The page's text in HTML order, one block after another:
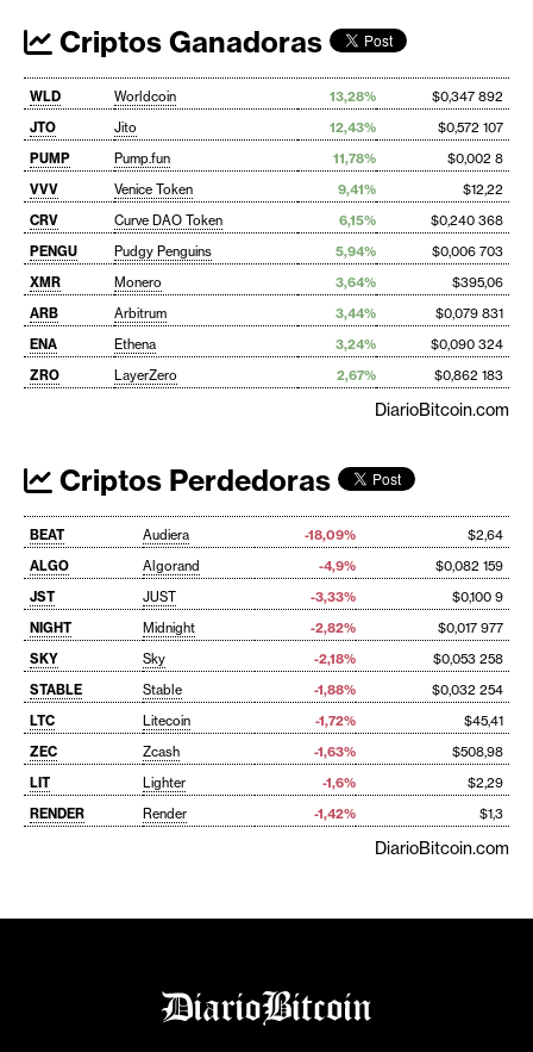
Criptos Ganadoras
WLD Worldcoin 13,28%
$0,347 892
JTO
Jito 12,43%
$0,572 107
PUMP
Pump.fun 11,78%
$0,002 8
VVV
Venice Token 9,41%
$12,22
CRV
Curve DAO Token 6,15%
$0,240 368
PENGU
Pudgy Penguins 5,94%
$0,006 703
XMR
Monero 3,64%
$395,06
ARB
Arbitrum 3,44%
$0,079 831
ENA
Ethena 3,24%
$0,090 324
ZRO
LayerZero 2,67% $0,862 183
DiarioBitcoin.com
Criptos Perdedoras
BEAT Audiera -18,09%
$2,64
ALGO
Algorand -4,9%
$0,082 159
JST
JUST -3,33%
$0,100 9
NIGHT
Midnight -2,82%
$0,017 977
SKY
Sky -2,18%
$0,053 258
STABLE
Stable -1,88%
$0,032 254
LTC
Litecoin -1,72%
$45,41
ZEC
Zcash -1,63%
$508,98
LIT
Lighter -1,6%
$2,29
RENDER
Render -1,42% $1,3
DiarioBitcoin.com